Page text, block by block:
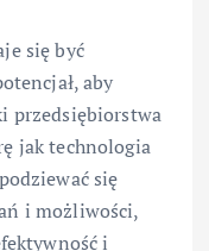
się być
aby
przedsiębiorstwa
jak technologia
się
i możliwości,
i